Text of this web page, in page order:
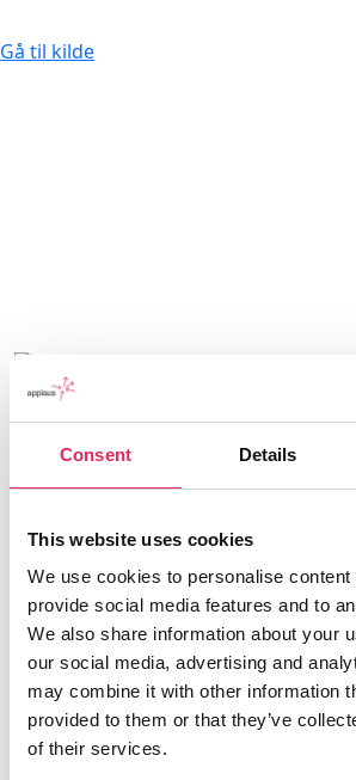
Consent Details
This website uses cookies
We use cookies to personalise content
provide social media features and to
We also share information about your
our social media, advertising and
may combine it with other information
provided to them or that they’ve
of their services.
Gå til kilde
Applaus leverer viden, værktøjer og
undervisning, der hjælper
overensstemmelse med deres mission.
Det gør vi, for at endnu flere
mulighed for at møde kunsten og
for at kulturinstitutionerne får
og inspiration til arbejde strategisk
publikumsudvikling.